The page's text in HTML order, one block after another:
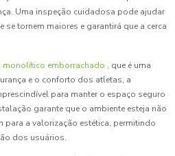
Uma inspeção cuidadosa pode ajudar
tornem maiores e garantirá que a cerca
monolítico emborrachado , que é uma
e o conforto dos atletas, a
para manter o espaço seguro
garante que o ambiente esteja não
para a valorização estética, permitindo
dos usuários.